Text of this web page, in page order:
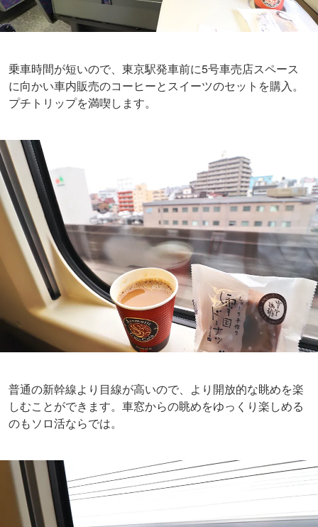
乗車時間が短いので、東京駅発車前に5号車売店スペース
に向かい車内販売のコーヒーとスイーツのセットを購入。
プチトリップを満喫します。
普通の新幹線より目線が高いので、より開放的な眺めを楽
しむことができます。車窓からの眺めをゆっくり楽しめる
のもソロ活ならでは。